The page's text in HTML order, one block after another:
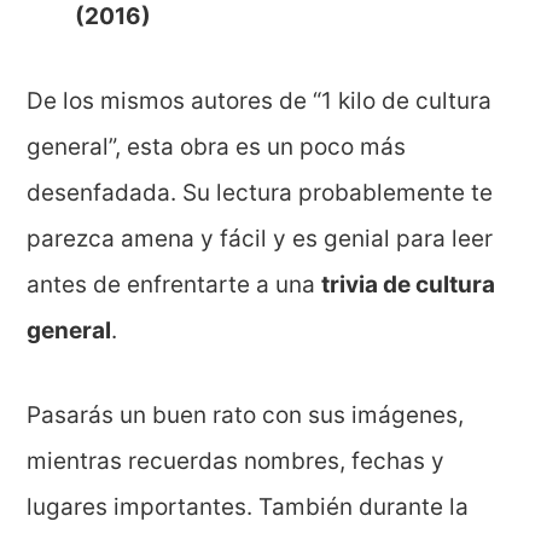
(2016)
De los mismos autores de “1 kilo de cultura
general”, esta obra es un poco más
desenfadada. Su lectura probablemente te
parezca amena y fácil y es genial para leer
antes de enfrentarte a unatrivia de cultura
general.
Pasarás un buen rato con sus imágenes,
mientras recuerdas nombres, fechas y
lugares importantes. También durante la